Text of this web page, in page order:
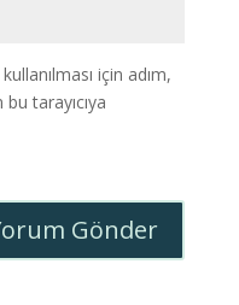
için adım,
tarayıcıya